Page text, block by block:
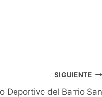
SIGUIENTE
Deportivo del Barrio San